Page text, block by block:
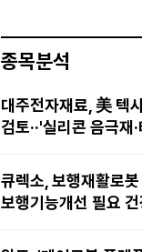
종목분석
대주전자재료, 美 텍
검토··'실리콘 음극재
큐렉소, 보행재활로
보행기능개선 필요